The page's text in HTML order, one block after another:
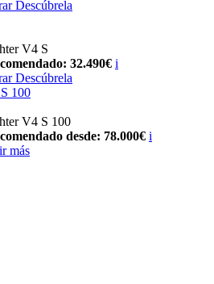
Descúbrela
V4 S
32.490€ i
Descúbrela
100
V4 S 100
desde: 78.000€ i
más